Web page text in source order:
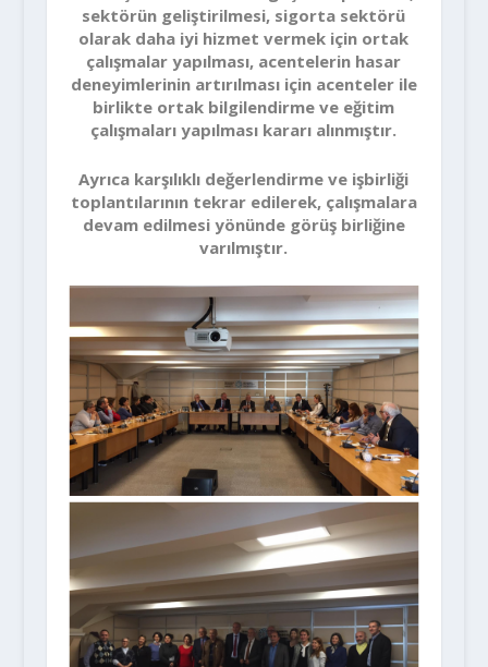
sektörün geliştirilmesi, sigorta sektörü
olarak daha iyi hizmet vermek için ortak
çalışmalar yapılması, acentelerin hasar
deneyimlerinin artırılması için acenteler ile
birlikte ortak bilgilendirme ve eğitim
çalışmaları yapılması kararı alınmıştır.
Ayrıca karşılıklı değerlendirme ve işbirliği
toplantılarının tekrar edilerek, çalışmalara
devam edilmesi yönünde görüş birliğine
varılmıştır.